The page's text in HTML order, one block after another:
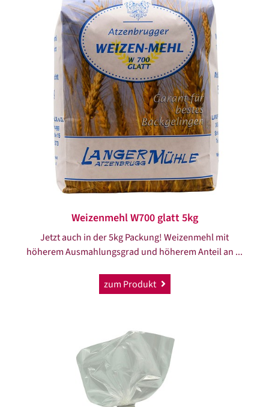
Weizenmehl W700 glatt 5kg
Jetzt auch in der 5kg Packung! Weizenmehl mit
höherem Ausmahlungsgrad und höherem Anteil an ...
zum Produkt